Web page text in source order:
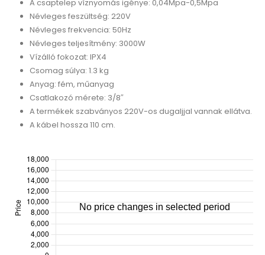
A csaptelep víznyomás igénye: 0,04Mpa-0,5Mpa
Névleges feszültség: 220V
Névleges frekvencia: 50Hz
Névleges teljesítmény: 3000W
Vízálló fokozat: IPX4
Csomag súlya: 1.3 kg
Anyag: fém, műanyag
Csatlakozó mérete: 3/8″
A termékek szabványos 220V-os dugaljjal vannak ellátva.
A kábel hossza 110 cm.